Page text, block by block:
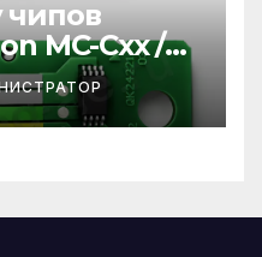
MC-Cxx /